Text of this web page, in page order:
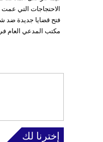
الاحتجاجات التي عمت
فتح قضايا جديدة ضد
مكتب المدعي العام
إخترنا لك